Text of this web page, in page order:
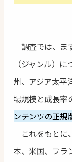
調査では、ま
（ジャンル）
州、アジア太平
場規模と成長率
ンテンツの正規
これをもとに
本、米国、フラ